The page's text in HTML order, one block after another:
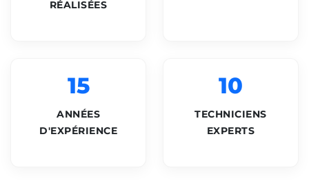
RÉALISÉES
15
ANNÉES
D'EXPÉRIENCE
10
TECHNICIENS
EXPERTS